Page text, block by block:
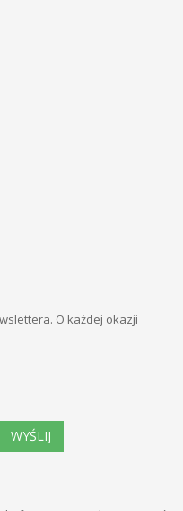
O każdej okazji
WYŚLIJ